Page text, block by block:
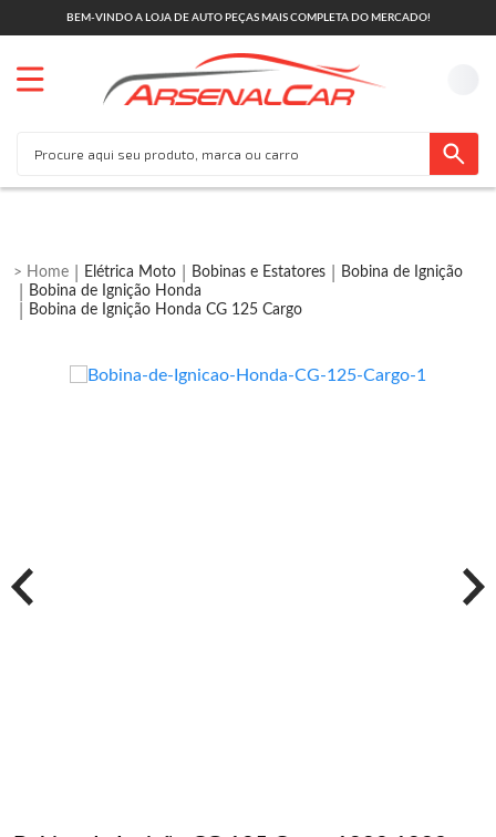
BEM-VINDO A LOJA DE AUTO PEÇAS MAIS COMPLETA DO MERCADO!
Elétrica Moto Bobinas e Estatores
Bobina de Ignição
Bobina de Ignição Honda
Bobina de Ignição Honda CG 125 Cargo